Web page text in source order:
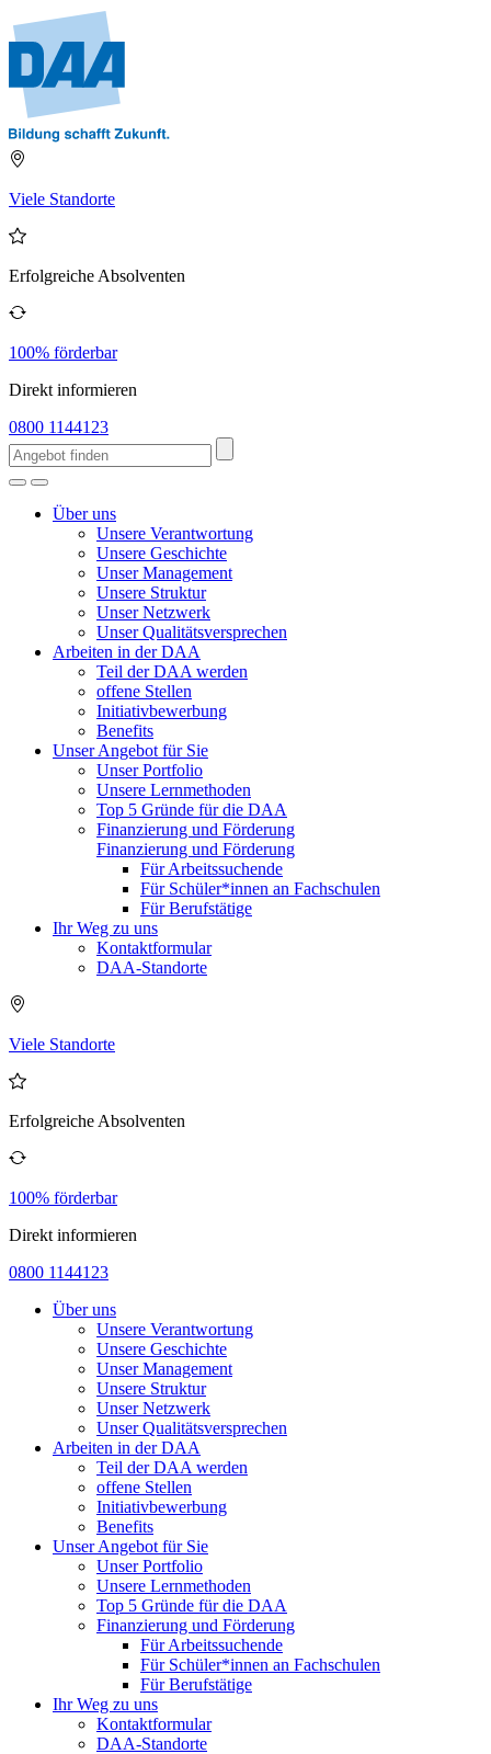
Viele Standorte
Erfolgreiche Absolventen
100% förderbar
Direkt informieren
0800 1144123
Über uns
Unsere Verantwortung
Unsere Geschichte
Unser Management
Unsere Struktur
Unser Netzwerk
Unser Qualitätsversprechen
Arbeiten in der DAA
Teil der DAA werden
offene Stellen
Initiativbewerbung
Benefits
Unser Angebot für Sie
Unser Portfolio
Unsere Lernmethoden
Top 5 Gründe für die DAA
Finanzierung und Förderung
Finanzierung und Förderung
Für Arbeitssuchende
Für Schüler*innen an Fachschulen
Für Berufstätige
Ihr Weg zu uns
Kontaktformular
DAA-Standorte
Viele Standorte
Erfolgreiche Absolventen
100% förderbar
Direkt informieren
0800 1144123
Über uns
Unsere Verantwortung
Unsere Geschichte
Unser Management
Unsere Struktur
Unser Netzwerk
Unser Qualitätsversprechen
Arbeiten in der DAA
Teil der DAA werden
offene Stellen
Initiativbewerbung
Benefits
Unser Angebot für Sie
Unser Portfolio
Unsere Lernmethoden
Top 5 Gründe für die DAA
Finanzierung und Förderung
Für Arbeitssuchende
Für Schüler*innen an Fachschulen
Für Berufstätige
Ihr Weg zu uns
Kontaktformular
DAA-Standorte